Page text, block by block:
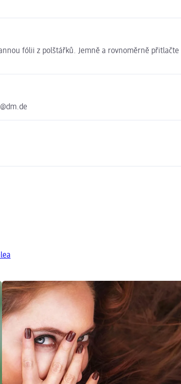
fólii z polštářků. Jemně a rovnoměrně